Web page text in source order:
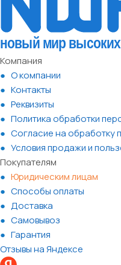
Компания
О компании
Контакты
Реквизиты
Политика обработки
Согласие на обработку
Условия продажи и
Покупателям
Юридическим лицам
Способы оплаты
Доставка
Самовывоз
Гарантия
Отзывы на Яндексе